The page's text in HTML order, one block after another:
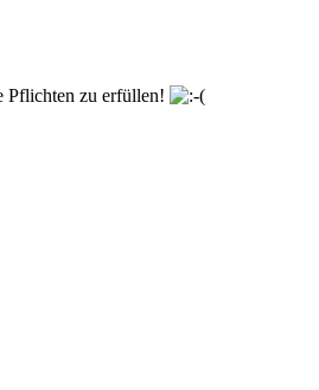
Pflichten zu erfüllen!